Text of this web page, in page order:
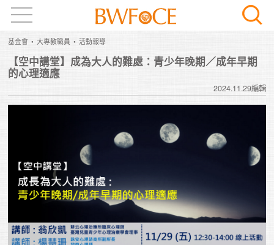
基金會 大專教職員 活動報導
【空中講堂】成為大人的難處：青少年晚期／成年早期
的心理適應
2024.11.29編輯